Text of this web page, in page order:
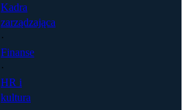
Kadra
zarządzająca
·
Finanse
·
HR i
kultura